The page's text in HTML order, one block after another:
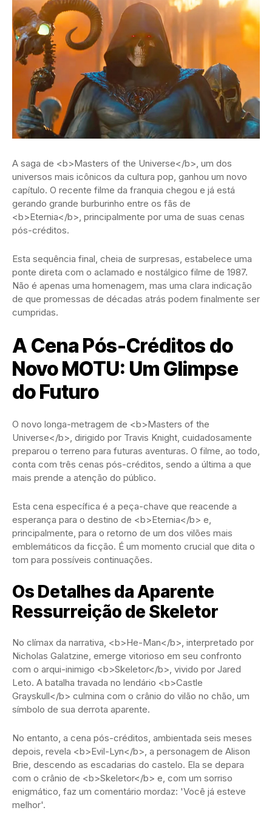
A saga de <b>Masters of the Universe</b>, um dos
universos mais icônicos da cultura pop, ganhou um novo
capítulo. O recente filme da franquia chegou e já está
gerando grande burburinho entre os fãs de
<b>Eternia</b>, principalmente por uma de suas cenas
pós-créditos.
Esta sequência final, cheia de surpresas, estabelece uma
ponte direta com o aclamado e nostálgico filme de 1987.
Não é apenas uma homenagem, mas uma clara indicação
de que promessas de décadas atrás podem finalmente ser
cumpridas.
A Cena Pós-Créditos do
Novo MOTU: Um Glimpse
do Futuro
O novo longa-metragem de <b>Masters of the
Universe</b>, dirigido por Travis Knight, cuidadosamente
preparou o terreno para futuras aventuras. O filme, ao todo,
conta com três cenas pós-créditos, sendo a última a que
mais prende a atenção do público.
Esta cena específica é a peça-chave que reacende a
esperança para o destino de <b>Eternia</b> e,
principalmente, para o retorno de um dos vilões mais
emblemáticos da ficção. É um momento crucial que dita o
tom para possíveis continuações.
Os Detalhes da Aparente
Ressurreição de Skeletor
No clímax da narrativa, <b>He-Man</b>, interpretado por
Nicholas Galatzine, emerge vitorioso em seu confronto
com o arqui-inimigo <b>Skeletor</b>, vivido por Jared
Leto. A batalha travada no lendário <b>Castle
Grayskull</b> culmina com o crânio do vilão no chão, um
símbolo de sua derrota aparente.
No entanto, a cena pós-créditos, ambientada seis meses
depois, revela <b>Evil-Lyn</b>, a personagem de Alison
Brie, descendo as escadarias do castelo. Ela se depara
com o crânio de <b>Skeletor</b> e, com um sorriso
enigmático, faz um comentário mordaz: 'Você já esteve
melhor'.